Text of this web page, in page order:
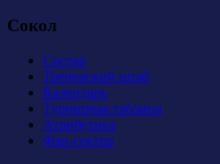
Сокол
Состав
Тренерский штаб
Календарь
Турнирная таблица
Атрибутика
Фан-сектор